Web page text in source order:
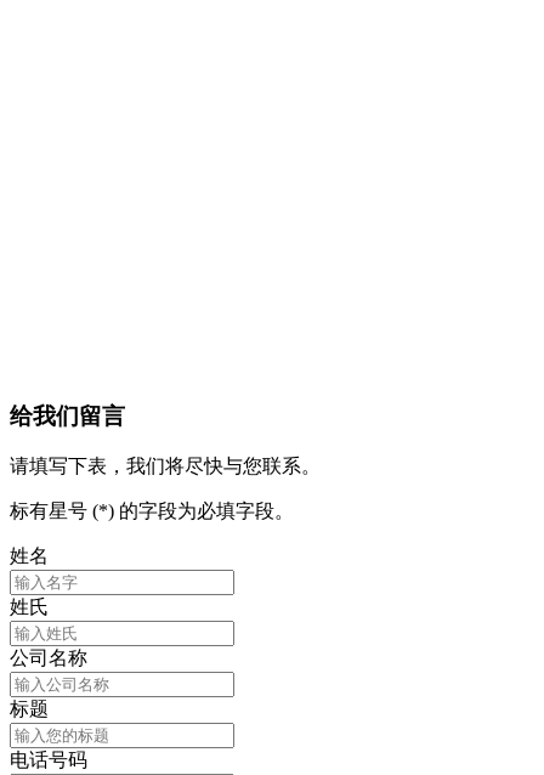
给我们留言
请填写下表，我们将尽快与您联系。
标有星号 (*) 的字段为必填字段。
姓名
姓氏
公司名称
标题
电话号码